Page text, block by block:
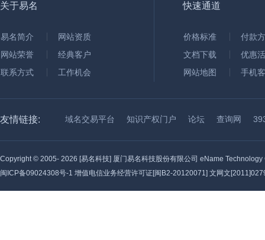
关于易名
易名简介
网站资质
网站荣誉
经典客户
联系方式
工作机会
快速通道
价格标准
付款
文档下载
优惠
网站地图
手机
友情链接: 域名交易平台 知识产权门户 论坛 查询网
Copyright © 2005- 2026 [易名科技] 厦门易名科技股份有限公司 eName Technology
闽ICP备09024308号-1 增值电信业务经营许可证[闽B2-20120071] 文网文